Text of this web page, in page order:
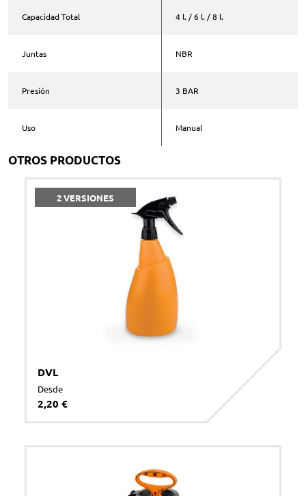
Correo electrónico *
Acepto lapolítica de privacidad *
Capacidad Total 4 l. / 6 l. / 8 l.
Juntas NBR
Presión 3 BAR
Uso Manual
OTROS PRODUCTOS
2 VERSIONES
DVL
Desde
2,20 €